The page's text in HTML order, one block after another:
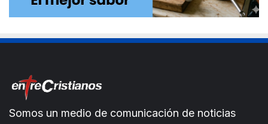
Somos un medio de comunicación de noticias